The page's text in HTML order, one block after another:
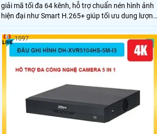
giải mã tối đa 64 kênh, hỗ trợ chuẩn nén hình ảnh
hiện đại như Smart H.265+ giúp tối ưu dung lượng
lưu trữ mà vẫn đảm bảo chất lượng hình ảnh cao.
Thiết bị có băng thông tối đa lên đến 384 Mbps
truyền tải dữ liệu mượt mà.
1097